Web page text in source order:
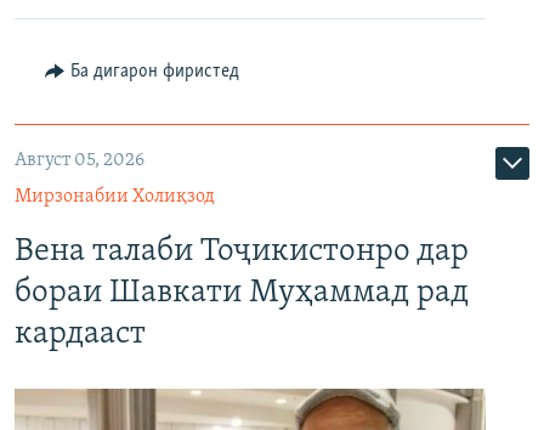
Ба дигарон фиристед
Август 05, 2026
Мирзонабии Холиқзод
Вена талаби Тоҷикистонро дар
бораи Шавкати Муҳаммад рад
кардааст